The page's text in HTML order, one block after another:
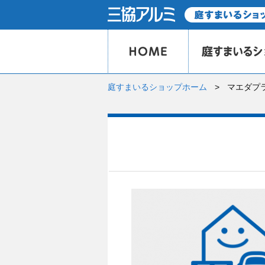
庭すまいるショップホーム マエダプ